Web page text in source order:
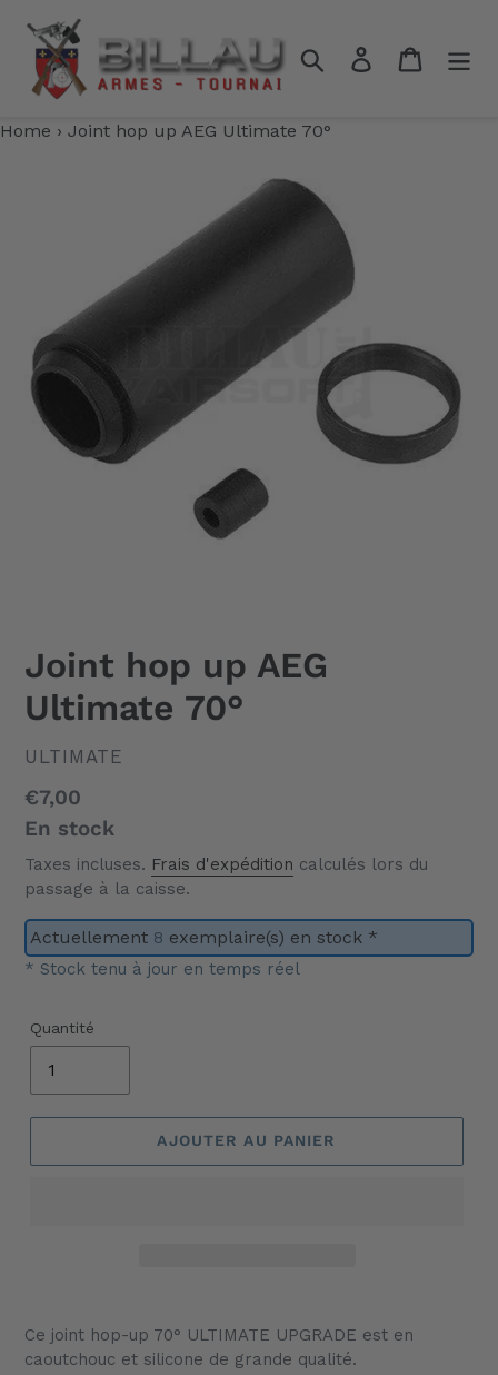
contenu
RechercherSe connecter
Panier
Home › Joint hop up AEG Ultimate 70°
Joint hop up AEG
Ultimate 70°
DISTRIBUTEUR
ULTIMATE
Prix
normal
€7,00
En stock
Taxes incluses. Frais d'expédition calculés lors du
passage à la caisse.
Actuellement 8 exemplaire(s) en stock *
* Stock tenu à jour en temps réel
Quantité
AJOUTER AU PANIER
d'un
produit
Ce joint hop-up 70° ULTIMATE UPGRADE est en
caoutchouc et silicone de grande qualité.